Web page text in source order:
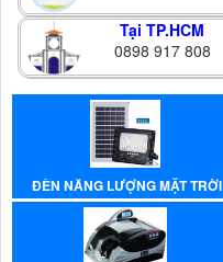
Tại TP.HCM
0898 917 808
ĐÈN NĂNG LƯỢNG MẶT TRỜI